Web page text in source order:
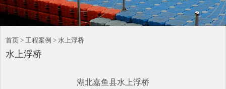
首页 > 工程案例 > 水上浮桥
水上浮桥
湖北嘉鱼县水上浮桥